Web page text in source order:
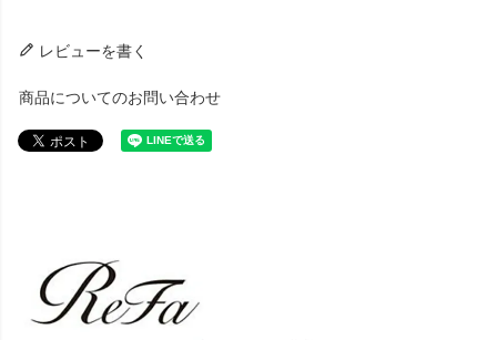
レビューを書く
商品についてのお問い合わせ